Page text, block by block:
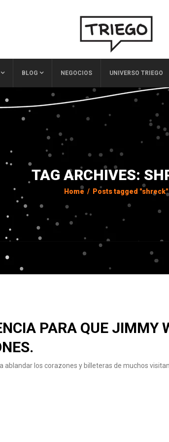
BLOG NEGOCIOS UNIVERSO TRIEGO
TAG ARCHIVES:
Home / Posts tagged "shreck"
PARA QUE JIMMY
ablandar los corazones y billeteras de muchos